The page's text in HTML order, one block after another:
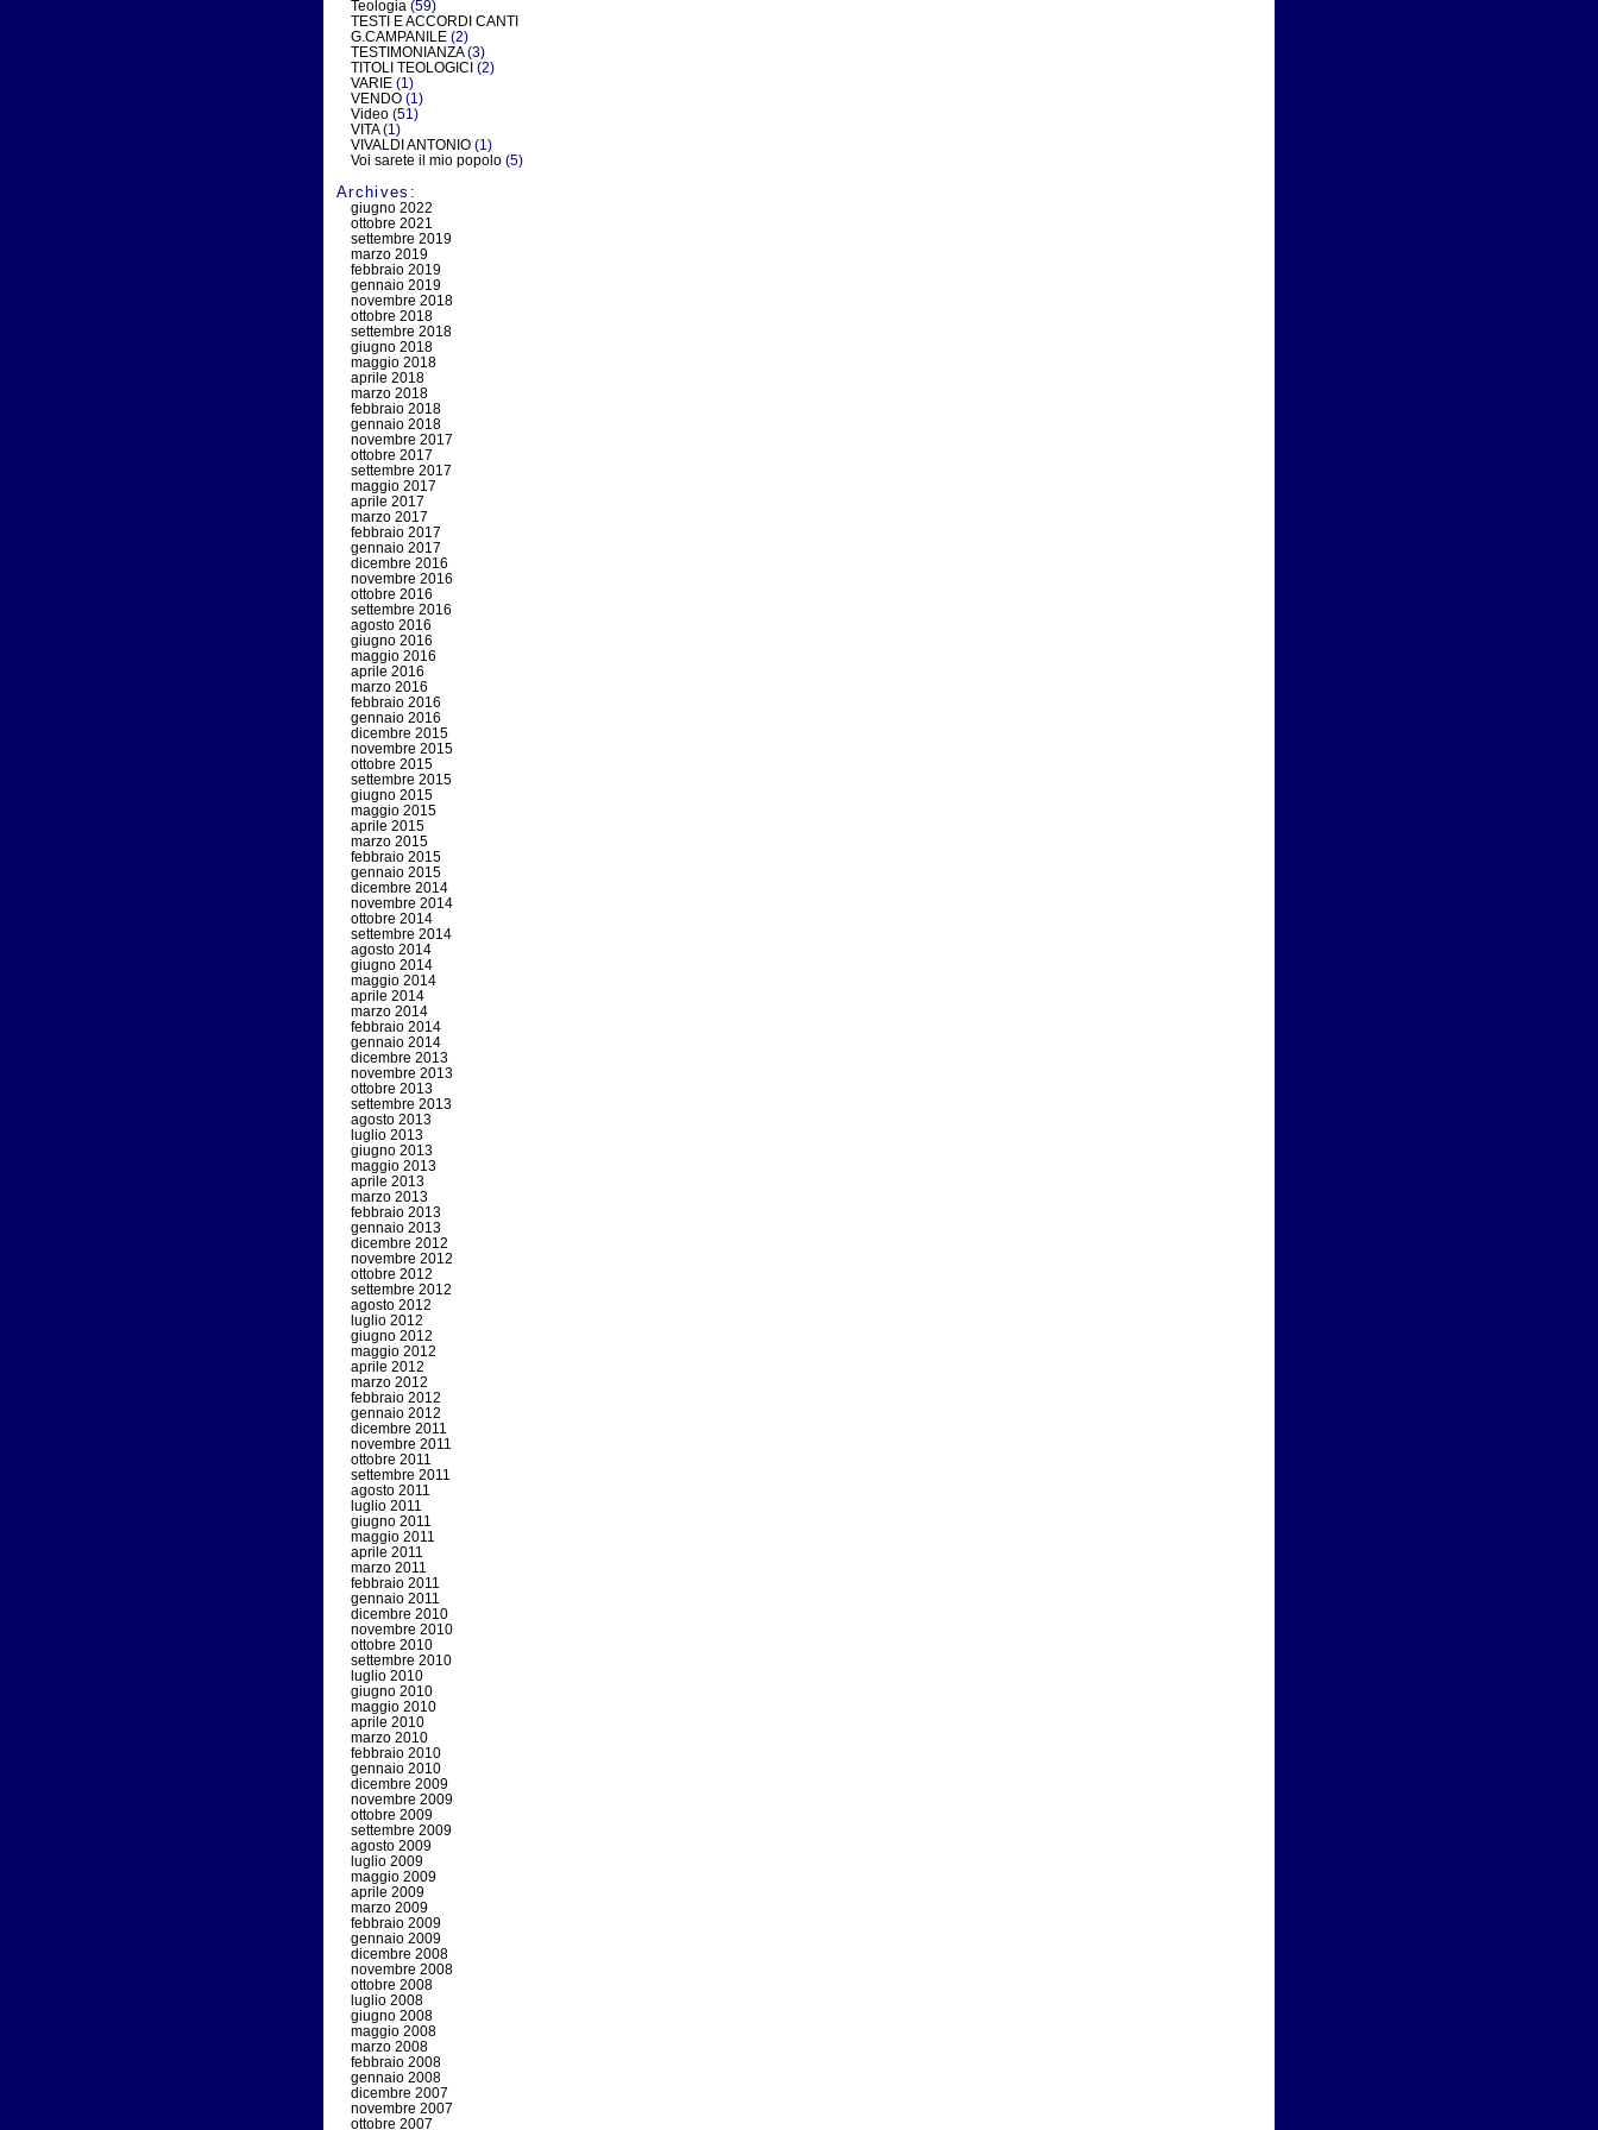
Teologia (59)
TESTI E ACCORDI CANTI
G.CAMPANILE (2)
TESTIMONIANZA(3)
TITOLI TEOLOGICI (2)
VARIE (1)
VENDO (1)
Video (51)
VITA(1)
VIVALDI ANTONIO (1)
Voi sarete il mio popolo (5)
Archives:
giugno 2022
ottobre 2021
settembre 2019
marzo 2019
febbraio 2019
gennaio 2019
novembre 2018
ottobre 2018
settembre 2018
giugno 2018
maggio 2018
aprile 2018
marzo 2018
febbraio 2018
gennaio 2018
novembre 2017
ottobre 2017
settembre 2017
maggio 2017
aprile 2017
marzo 2017
febbraio 2017
gennaio 2017
dicembre 2016
novembre 2016
ottobre 2016
settembre 2016
agosto 2016
giugno 2016
maggio 2016
aprile 2016
marzo 2016
febbraio 2016
gennaio 2016
dicembre 2015
novembre 2015
ottobre 2015
settembre 2015
giugno 2015
maggio 2015
aprile 2015
marzo 2015
febbraio 2015
gennaio 2015
dicembre 2014
novembre 2014
ottobre 2014
settembre 2014
agosto 2014
giugno 2014
maggio 2014
aprile 2014
marzo 2014
febbraio 2014
gennaio 2014
dicembre 2013
novembre 2013
ottobre 2013
settembre 2013
agosto 2013
luglio 2013
giugno 2013
maggio 2013
aprile 2013
marzo 2013
febbraio 2013
gennaio 2013
dicembre 2012
novembre 2012
ottobre 2012
settembre 2012
agosto 2012
luglio 2012
giugno 2012
maggio 2012
aprile 2012
marzo 2012
febbraio 2012
gennaio 2012
dicembre 2011
novembre 2011
ottobre 2011
settembre 2011
agosto 2011
luglio 2011
giugno 2011
maggio 2011
aprile 2011
marzo 2011
febbraio 2011
gennaio 2011
dicembre 2010
novembre 2010
ottobre 2010
settembre 2010
luglio 2010
giugno 2010
maggio 2010
aprile 2010
marzo 2010
febbraio 2010
gennaio 2010
dicembre 2009
novembre 2009
ottobre 2009
settembre 2009
agosto 2009
luglio 2009
maggio 2009
aprile 2009
marzo 2009
febbraio 2009
gennaio 2009
dicembre 2008
novembre 2008
ottobre 2008
luglio 2008
giugno 2008
maggio 2008
marzo 2008
febbraio 2008
gennaio 2008
dicembre 2007
novembre 2007
ottobre 2007